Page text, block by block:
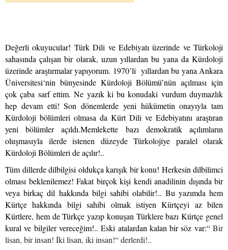
Değerli okuyucular! Türk Dili ve Edebiyatı üzerinde ve Türkoloji
sahasında çalışan bir olarak, uzun yıllardan bu yana da Kürdoloji
üzerinde araştırmalar yapıyorum. 1970’li yıllardan bu yana Ankara
Üniversitesi‘nin bünyesinde Kürdoloji Bölümü’nün açılması için
çok çaba sarf ettim. Ne yazık ki bu konudaki vurdum duymazlık
hep devam etti! Son dönemlerde yeni hükümetin onayıyla tam
Kürdoloji bölümleri olmasa da Kürt Dili ve Edebiyatını araştıran
yeni bölümler açıldı.Memlekette bazı demokratik açılımların
oluşmasıyla ilerde istenen düzeyde Türkolojiye paralel olarak
Kürdoloji Bölümleri de açılır!..
Tüm dillerde dilbilgisi oldukça karışık bir konu! Herkesin dilbilimci
olması beklenilemez! Fakat birçok kişi kendi anadilinin dışında bir
veya birkaç dil hakkında bilgi sahibi olabilir!.. Bu yazımda hem
Kürtçe hakkında bilgi sahibi olmak istiyen Kürtçeyi az bilen
Kürtlere, hem de Türkçe yazıp konuşan Türklere bazı Kürtçe genel
kural ve bilgiler vereceğim!.. Eski atalardan kalan bir söz var:“Bir
lisan, bir insan! İki lisan, iki insan!“ derlerdi!..